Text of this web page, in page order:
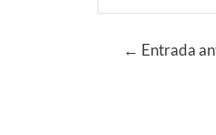
Navegación
← Entrada